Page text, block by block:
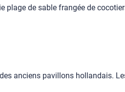
plage de sable frangée de
anciens pavillons hollandais.